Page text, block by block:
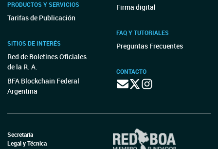
PRODUCTOS Y SERVICIOS
Tarifas de Publicación
SITIOS DE INTERÉS
Red de Boletines Oficiales
de la R. A.
BFA Blockchain Federal
Argentina
Firma digital
FAQ Y TUTORIALES
Preguntas Frecuentes
CONTACTO
Secretaría
Legal y Técnica